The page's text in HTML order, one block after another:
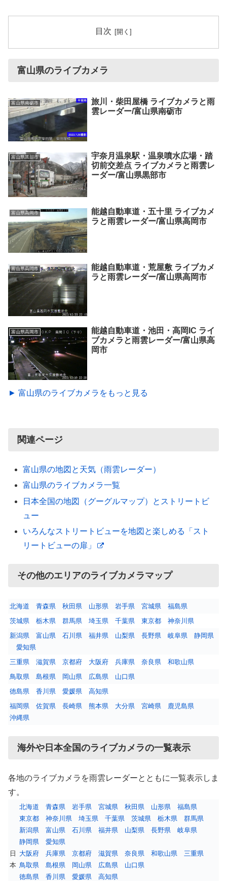
目次
富山県のライブカメラ
富山県南砺市
旅川・柴田屋橋 ライブカメラと雨
雲レーダー/富山県南砺市
富山県黒部市
宇奈月温泉駅・温泉噴水広場・踏
切前交差点 ライブカメラと雨雲レ
ーダー/富山県黒部市
富山県高岡市
能越自動車道・五十里 ライブカメ
ラと雨雲レーダー/富山県高岡市
富山県高岡市
能越自動車道・荒屋敷 ライブカメ
ラと雨雲レーダー/富山県高岡市
富山県高岡市
能越自動車道・池田・高岡IC ライ
ブカメラと雨雲レーダー/富山県高
岡市
► 富山県のライブカメラをもっと見る
関連ページ
富山県の地図と天気（雨雲レーダー）
富山県のライブカメラ一覧
日本全国の地図（グーグルマップ）とストリートビ
ュー
いろんなストリートビューを地図と楽しめる「スト
リートビューの扉」
その他のエリアのライブカメラマップ
北海道 青森県 秋田県 山形県 岩手県 宮城県
福島県
茨城県
栃木県 群馬県 埼玉県 千葉県 東京都
神奈川県
新潟県
富山県 石川県 福井県 山梨県 長野県 岐阜県
静岡県
愛知県
三重県
滋賀県 京都府 大阪府 兵庫県 奈良県
和歌山県
鳥取県
島根県 岡山県 広島県
山口県
徳島県
香川県 愛媛県
高知県
福岡県
佐賀県 長崎県 熊本県 大分県 宮崎県
鹿児島県
沖縄県
海外や日本全国のライブカメラの一覧表示
各地のライブカメラを雨雲レーダーとともに一覧表示しま
す。
日
本
北海道 青森県 岩手県 宮城県 秋田県 山形県
福島県
東京都
神奈川県 埼玉県 千葉県 茨城県 栃木県
群馬県
新潟県
富山県 石川県 福井県 山梨県 長野県
岐阜県
静岡県
愛知県
大阪府
兵庫県 京都府 滋賀県 奈良県 和歌山県
三重県
鳥取県
島根県 岡山県 広島県
山口県
徳島県
香川県 愛媛県
高知県